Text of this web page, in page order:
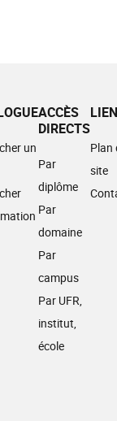
un
ACCÈS
DIRECTS
Par
diplôme
Par
domaine
Par
campus
Par UFR,
institut,
école
Plan
site